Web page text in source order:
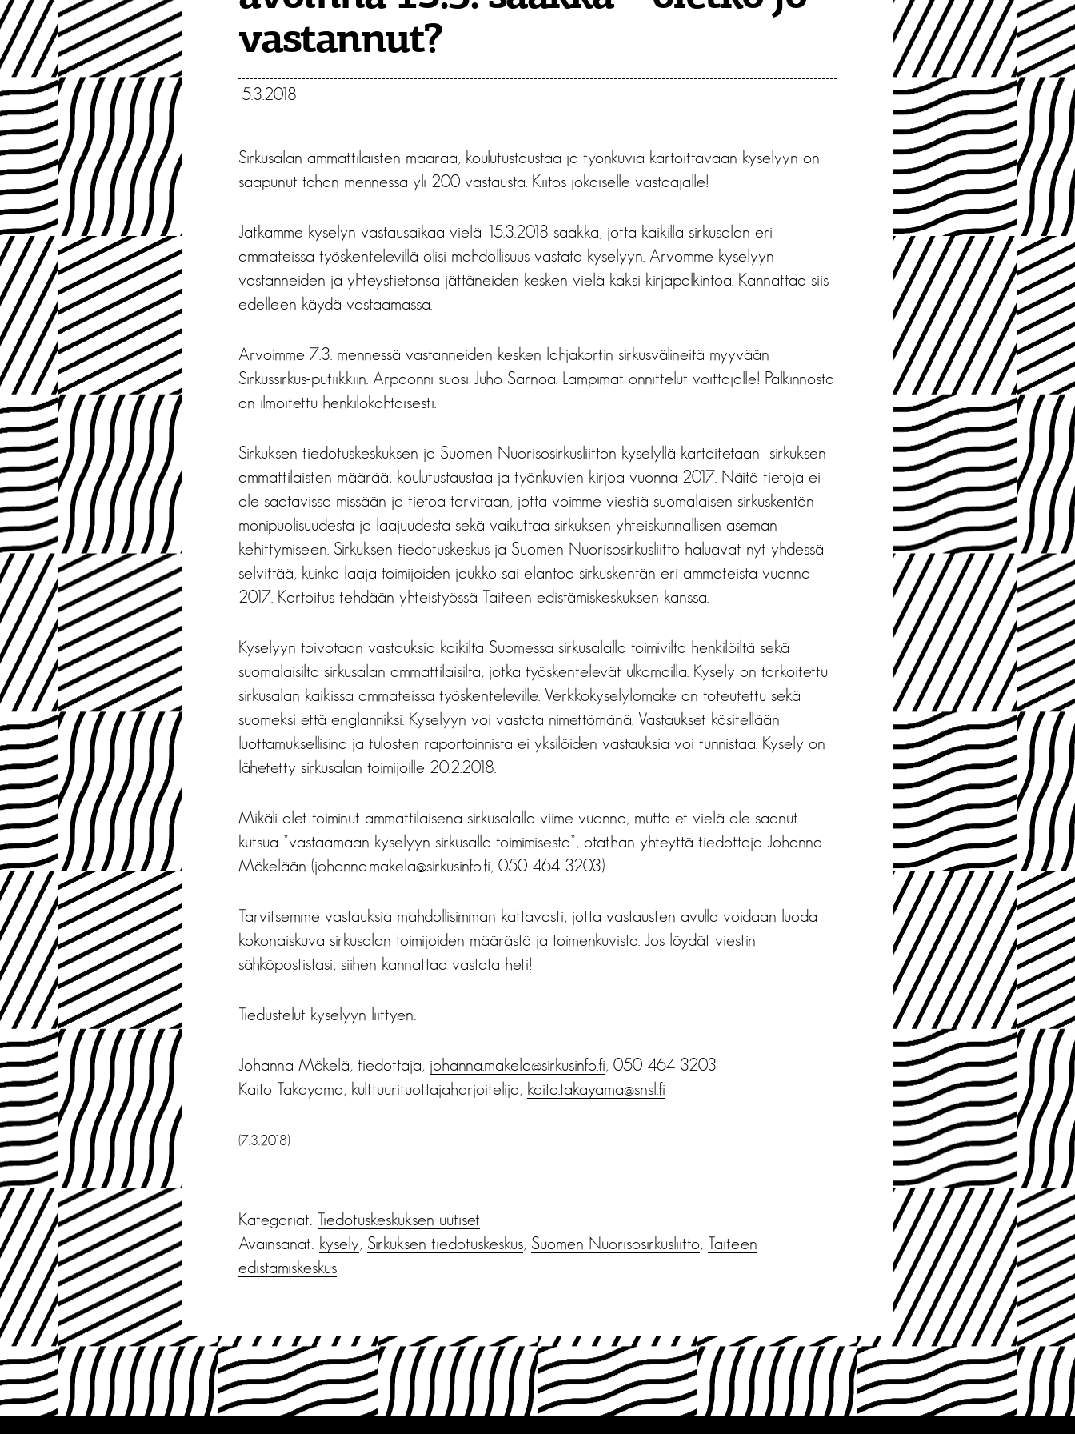
vastannut?
5.3.2018
Sirkusalan ammattilaisten määrää, koulutustaustaa ja työnkuvia kartoittavaan kyselyyn on
saapunut tähän mennessä yli 200 vastausta. Kiitos jokaiselle vastaajalle!
Jatkamme kyselyn vastausaikaa vielä 15.3.2018 saakka, jotta kaikilla sirkusalan eri
ammateissa työskentelevillä olisi mahdollisuus vastata kyselyyn. Arvomme kyselyyn
vastanneiden ja yhteystietonsa jättäneiden kesken vielä kaksi kirjapalkintoa. Kannattaa siis
edelleen käydä vastaamassa.
Arvoimme 7.3. mennessä vastanneiden kesken lahjakortin sirkusvälineitä myyvään
Sirkussirkus-putiikkiin. Arpaonni suosi Juho Sarnoa. Lämpimät onnittelut voittajalle! Palkinnosta
on ilmoitettu henkilökohtaisesti.
Sirkuksen tiedotuskeskuksen ja Suomen Nuorisosirkusliitton kyselyllä kartoitetaan sirkuksen
ammattilaisten määrää, koulutustaustaa ja työnkuvien kirjoa vuonna 2017. Näitä tietoja ei
ole saatavissa missään ja tietoa tarvitaan, jotta voimme viestiä suomalaisen sirkuskentän
monipuolisuudesta ja laajuudesta sekä vaikuttaa sirkuksen yhteiskunnallisen aseman
kehittymiseen. Sirkuksen tiedotuskeskus ja Suomen Nuorisosirkusliitto haluavat nyt yhdessä
selvittää, kuinka laaja toimijoiden joukko sai elantoa sirkuskentän eri ammateista vuonna
2017. Kartoitus tehdään yhteistyössä Taiteen edistämiskeskuksen kanssa.
Kyselyyn toivotaan vastauksia kaikilta Suomessa sirkusalalla toimivilta henkilöiltä sekä
suomalaisilta sirkusalan ammattilaisilta, jotka työskentelevät ulkomailla. Kysely on tarkoitettu
sirkusalan kaikissa ammateissa työskenteleville. Verkkokyselylomake on toteutettu sekä
suomeksi että englanniksi. Kyselyyn voi vastata nimettömänä. Vastaukset käsitellään
luottamuksellisina ja tulosten raportoinnista ei yksilöiden vastauksia voi tunnistaa. Kysely on
lähetetty sirkusalan toimijoille 20.2.2018.
Mikäli olet toiminut ammattilaisena sirkusalalla viime vuonna, mutta et vielä ole saanut
kutsua ”vastaamaan kyselyyn sirkusalla toimimisesta”, otathan yhteyttä tiedottaja Johanna
Mäkelään (johanna.makela@sirkusinfo.fi, 050 464 3203).
Tarvitsemme vastauksia mahdollisimman kattavasti, jotta vastausten avulla voidaan luoda
kokonaiskuva sirkusalan toimijoiden määrästä ja toimenkuvista. Jos löydät viestin
sähköpostistasi, siihen kannattaa vastata heti!
Tiedustelut kyselyyn liittyen:
Johanna Mäkelä, tiedottaja, johanna.makela@sirkusinfo.fi, 050 464 3203
Kaito Takayama, kulttuurituottajaharjoitelija, kaito.takayama@snsl.fi
(7.3.2018)
Kategoriat: Tiedotus­keskuksen uutiset
Avainsanat: kysely, Sirkuksen tiedotuskeskus, Suomen Nuorisosirkusliitto, Taiteen
edistämiskeskus